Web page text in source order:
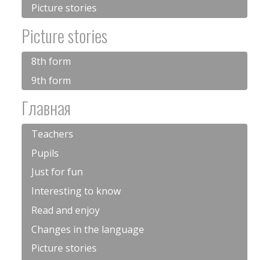
Picture stories
Picture stories
8th form
9th form
Главная
Teachers
Pupils
Just for fun
Interesting to know
Read and enjoy
Changes in the language
Picture stories